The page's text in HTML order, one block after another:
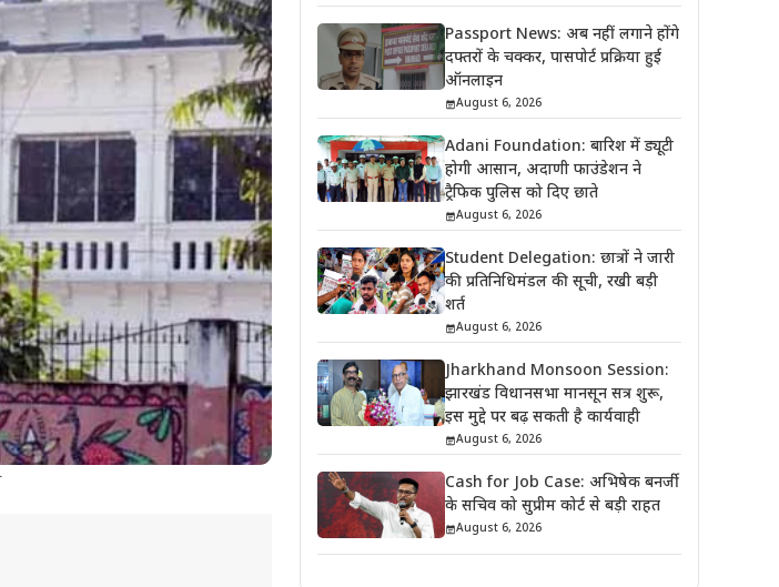
Passport News: अब नहीं लगाने होंगे
दफ्तरों के चक्कर, पासपोर्ट प्रक्रिया हुई
ऑनलाइन
August 6, 2026
Adani Foundation: बारिश में ड्यूटी
होगी आसान, अदाणी फाउंडेशन ने
ट्रैफिक पुलिस को दिए छाते
August 6, 2026
Student Delegation: छात्रों ने जारी
की प्रतिनिधिमंडल की सूची, रखी बड़ी
शर्त
August 6, 2026
Jharkhand Monsoon Session:
झारखंड विधानसभा मानसून सत्र शुरू,
इस मुद्दे पर बढ़ सकती है कार्यवाही
August 6, 2026
Cash for Job Case: अभिषेक बनर्जी
के सचिव को सुप्रीम कोर्ट से बड़ी राहत
August 6, 2026